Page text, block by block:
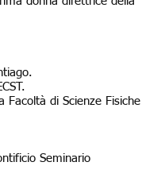
Facoltà di Scienze Fisiche
Seminario